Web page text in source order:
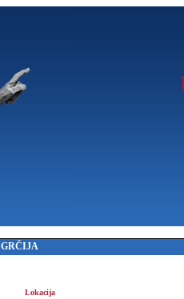
GRČIJA
Lokacija